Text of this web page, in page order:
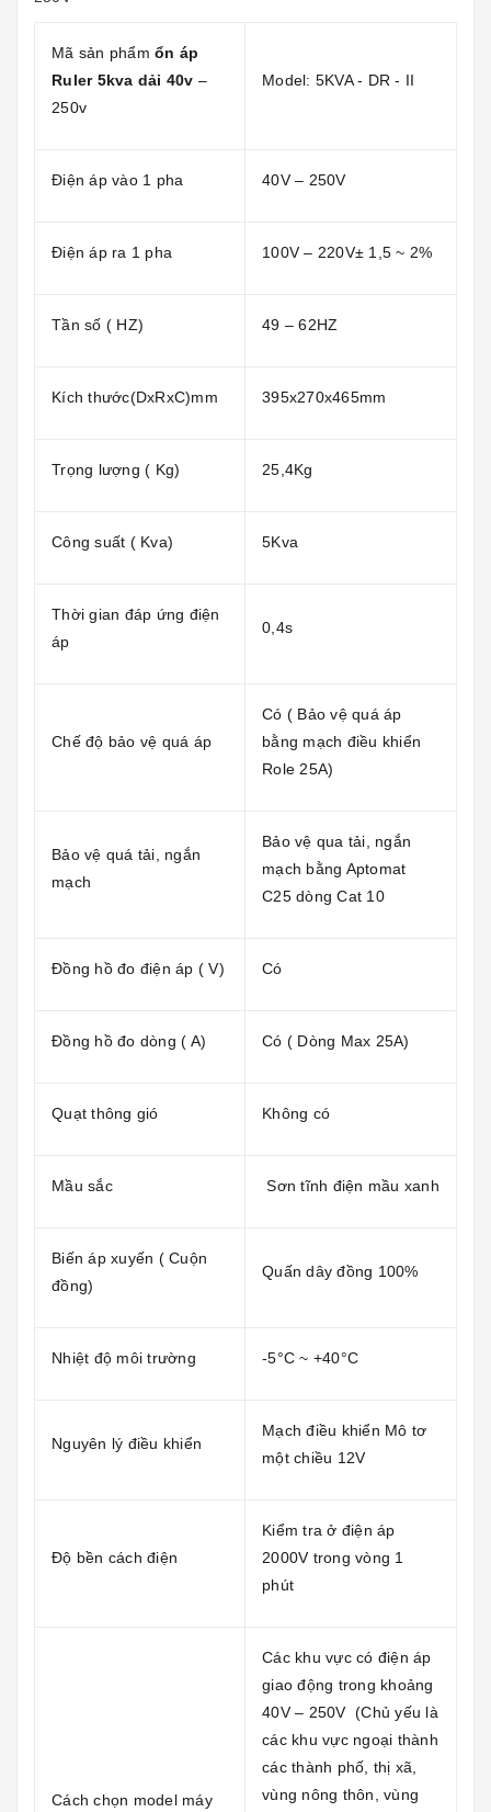
Mã sản phẩm ổn áp
Ruler 5kva dải 40v –
250v
Model: 5KVA - DR - II
Điện áp vào 1 pha 40V – 250V
Điện áp ra 1 pha 100V – 220V± 1,5 ~ 2%
Tần số ( HZ) 49 – 62HZ
Kích thước(DxRxC)mm 395x270x465mm
Trọng lượng ( Kg) 25,4Kg
Công suất ( Kva) 5Kva
Thời gian đáp ứng điện
áp
0,4s
Chế độ bảo vệ quá áp
Có ( Bảo vệ quá áp
bằng mạch điều khiển
Role 25A)
Bảo vệ quá tải, ngắn
mạch
Bảo vệ qua tải, ngắn
mạch bằng Aptomat
C25 dòng Cat 10
Đồng hồ đo điện áp ( V) Có
Đồng hồ đo dòng ( A) Có ( Dòng Max 25A)
Quạt thông gió Không có
Mầu sắc Sơn tĩnh điện mầu xanh
Biến áp xuyến ( Cuộn
đồng)
Quấn dây đồng 100%
Nhiệt độ môi trường -5°C ~ +40°C
Nguyên lý điều khiển
Mạch điều khiển Mô tơ
một chiều 12V
Độ bền cách điện
Kiểm tra ở điện áp
2000V trong vòng 1
phút
Cách chọn model máy
Các khu vực có điện áp
giao động trong khoảng
40V – 250V (Chủ yếu là
các khu vực ngoại thành
các thành phố, thị xã,
vùng nông thôn, vùng